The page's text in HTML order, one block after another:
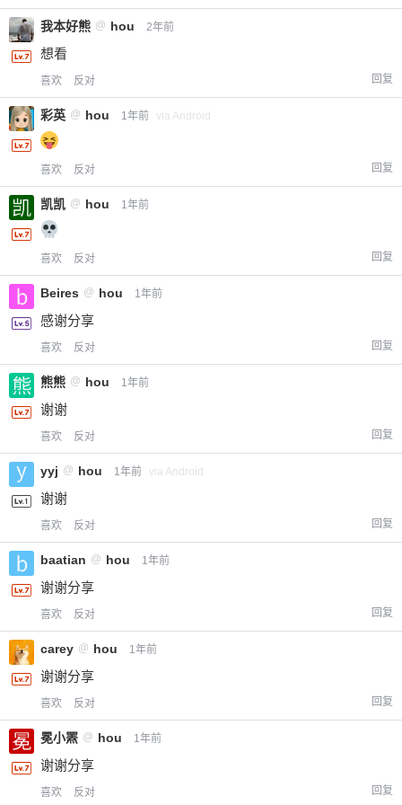
我本好熊 @ hou 2年前
想看
喜欢 反对 回复
彩英 @ hou 1年前 via Android
喜欢 反对 回复
凯凯 @ hou 1年前
喜欢 反对 回复
Beires @ hou 1年前
感谢分享
喜欢 反对 回复
熊熊 @ hou 1年前
谢谢
喜欢 反对 回复
yyj @ hou 1年前 via Android
谢谢
喜欢 反对 回复
baatian @ hou 1年前
谢谢分享
喜欢 反对 回复
carey @ hou 1年前
谢谢分享
喜欢 反对 回复
冕小罴 @ hou 1年前
谢谢分享
喜欢 反对 回复